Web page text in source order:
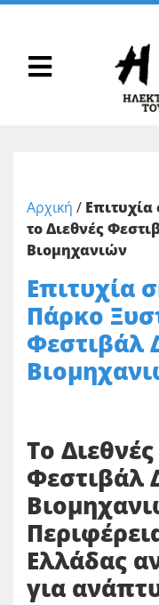
Αρχική /
το Διεθνές
Βιομηχανιών
Επιτυχία
Πάρκο
Φεστιβάλ
Το Διεθνές
Φεστιβάλ
Ελλάδας
για